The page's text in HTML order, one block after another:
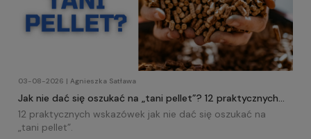
03-08-2026 | Agnieszka Satława
Jak nie dać się oszukać na „tani pellet”? 12 praktycznych
wskazówek!
12 praktycznych wskazówek jak nie dać się oszukać na
„tani pellet”.